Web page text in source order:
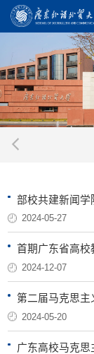
部校共建新闻学
2024-05-27
首期广东省高校
2024-12-07
第二届马克思主义新
2024-05-20
广东高校马克